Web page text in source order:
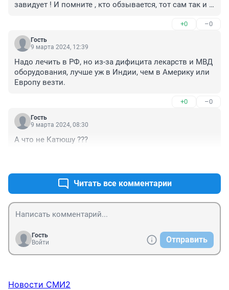
завидует ! И помните , кто обзывается, тот сам так и
+0 –0
Гость
9 марта 2024, 12:39
Надо лечить в РФ, но из-за дифицита лекарств и МВД
оборудования, лучше уж в Индии, чем в Америку или
Европу везти.
+0 –0
Гость
9 марта 2024, 08:30
А что не Катюшу ???
Читать все комментарии
Гость
Войти
Отправить
Новости СМИ2